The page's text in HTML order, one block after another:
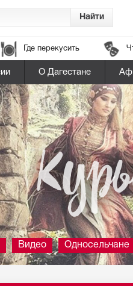
Где перекусить
О Дагестане
Видео Односельчане